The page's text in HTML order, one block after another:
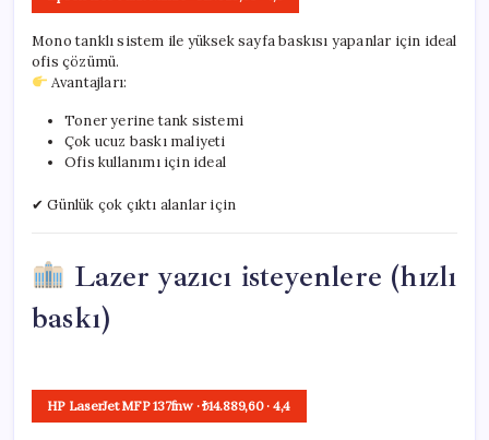
Mono tanklı sistem ile yüksek sayfa baskısı yapanlar için ideal
ofis çözümü.
Avantajları:
Toner yerine tank sistemi
Çok ucuz baskı maliyeti
Ofis kullanımı için ideal
✔ Günlük çok çıktı alanlar için
Lazer yazıcı isteyenlere (hızlı
baskı)
HP LaserJet MFP 137fnw· ₺14.889,60· 4,4